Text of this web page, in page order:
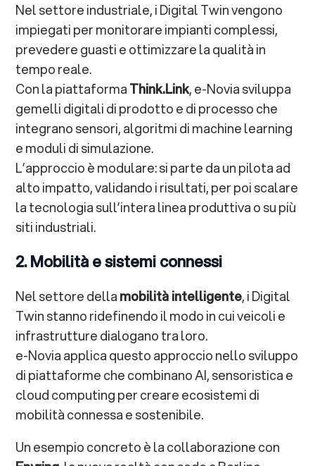
Nel settore industriale, i Digital Twin vengono
impiegati per monitorare impianti complessi,
prevedere guasti e ottimizzare la qualità in
tempo reale.
Con la piattaformaThink.Link, e-Novia sviluppa
gemelli digitali di prodotto e di processo che
integrano sensori, algoritmi di machine learning
e moduli di simulazione.
L’approccio è modulare: si parte da un pilota ad
alto impatto, validando i risultati, per poi scalare
la tecnologia sull’intera linea produttiva o su più
siti industriali.
2. Mobilità e sistemi connessi
Nel settore dellamobilità intelligente, i Digital
Twin stanno ridefinendo il modo in cui veicoli e
infrastrutture dialogano tra loro.
e-Novia applica questo approccio nello sviluppo
di piattaforme che combinano AI, sensoristica e
cloud computing per creare ecosistemi di
mobilità connessa e sostenibile.
Un esempio concreto è la collaborazione con